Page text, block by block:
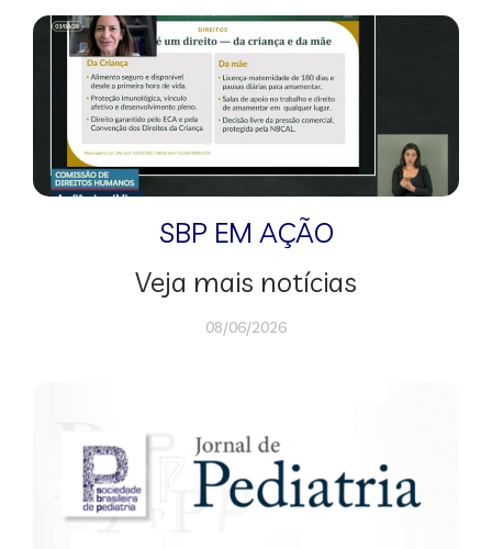
SBP EM AÇÃO
Veja mais notícias
08/06/2026